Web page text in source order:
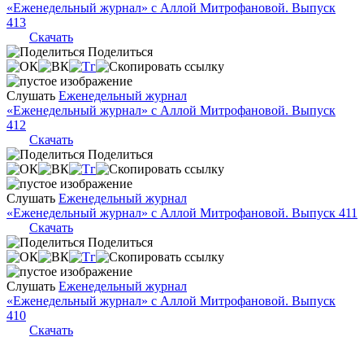
«Еженедельный журнал» с Аллой Митрофановой. Выпуск
413
Скачать
Поделиться
Слушать Еженедельный журнал
«Еженедельный журнал» с Аллой Митрофановой. Выпуск
412
Скачать
Поделиться
Слушать Еженедельный журнал
«Еженедельный журнал» с Аллой Митрофановой. Выпуск 411
Скачать
Поделиться
Слушать Еженедельный журнал
«Еженедельный журнал» с Аллой Митрофановой. Выпуск
410
Скачать